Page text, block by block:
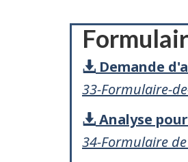
Demande
33-Formulaire-
Analyse
34-Formulaire